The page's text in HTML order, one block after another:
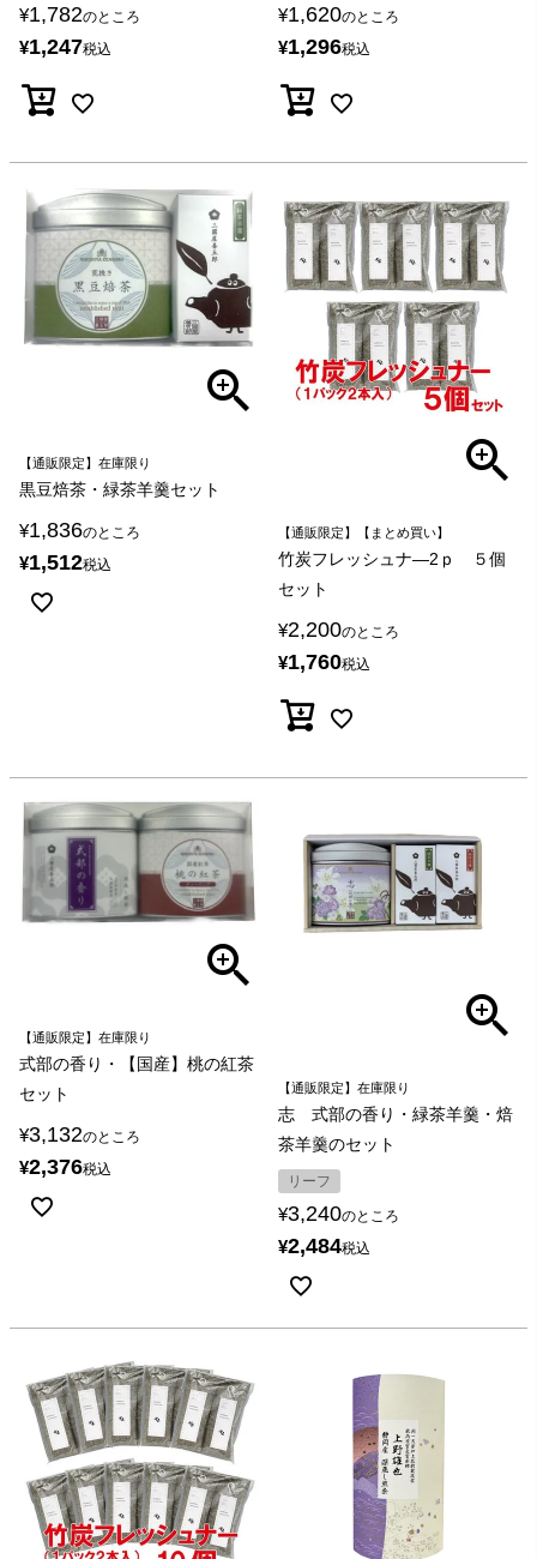
¥1,782のところ
¥1,247税込
¥1,620のところ
¥1,296税込
【通販限定】在庫限り
黒豆焙茶・緑茶羊羹セット
¥1,836のところ
¥1,512税込
【通販限定】【まとめ買い】
竹炭フレッシュナ―2ｐ ５個
セット
¥2,200のところ
¥1,760税込
【通販限定】在庫限り
式部の香り・【国産】桃の紅茶
セット
¥3,132のところ
¥2,376税込
【通販限定】在庫限り
志 式部の香り・緑茶羊羹・焙
茶羊羹のセット
リーフ
¥3,240のところ
¥2,484税込